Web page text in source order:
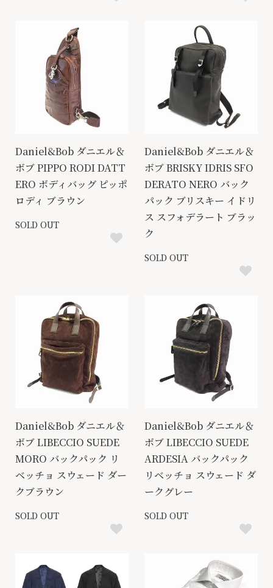
Daniel&Bob ダニエル＆
ボブ PIPPO RODI DATT
ERO ボディバッグ ピッポ
ロディ ブラウン
SOLD OUT
Daniel&Bob ダニエル＆
ボブ BRISKY IDRIS SFO
DERATO NERO バック
パック ブリスキー イドリ
ス スフォデラート ブラッ
ク
SOLD OUT
Daniel&Bob ダニエル＆
ボブ LIBECCIO SUEDE
MORO バックパック リ
ベッチョ スウェード ダー
クブラウン
SOLD OUT
Daniel&Bob ダニエル＆
ボブ LIBECCIO SUEDE
ARDESIA バックパック
リベッチョ スウェード ダ
ークグレー
SOLD OUT